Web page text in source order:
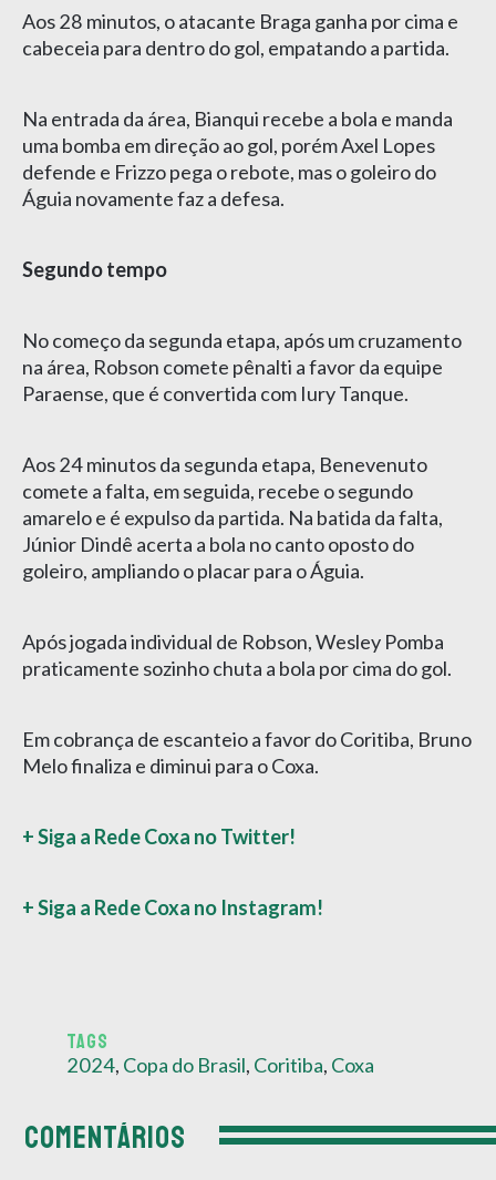
Aos 28 minutos, o atacante Braga ganha por cima e
cabeceia para dentro do gol, empatando a partida.
Na entrada da área, Bianqui recebe a bola e manda
uma bomba em direção ao gol, porém Axel Lopes
defende e Frizzo pega o rebote, mas o goleiro do
Águia novamente faz a defesa.
Segundo tempo
No começo da segunda etapa, após um cruzamento
na área, Robson comete pênalti a favor da equipe
Paraense, que é convertida com Iury Tanque.
Aos 24 minutos da segunda etapa, Benevenuto
comete a falta, em seguida, recebe o segundo
amarelo e é expulso da partida. Na batida da falta,
Júnior Dindê acerta a bola no canto oposto do
goleiro, ampliando o placar para o Águia.
Após jogada individual de Robson, Wesley Pomba
praticamente sozinho chuta a bola por cima do gol.
Em cobrança de escanteio a favor do Coritiba, Bruno
Melo finaliza e diminui para o Coxa.
+ Siga a Rede Coxa no Twitter!
+ Siga a Rede Coxa no Instagram!
TAGS
2024, Copa do Brasil, Coritiba, Coxa
COMENTÁRIOS